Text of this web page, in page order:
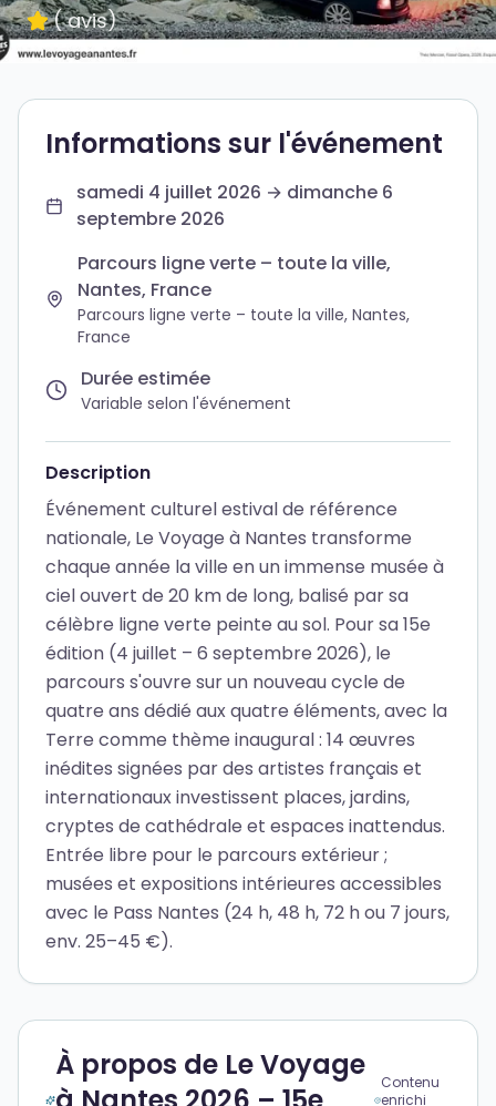
( avis)
Informations sur l'événement
samedi 4 juillet 2026 → dimanche 6
septembre 2026
Parcours ligne verte – toute la ville,
Nantes, France
Parcours ligne verte – toute la ville, Nantes,
France
Durée estimée
Variable selon l'événement
Description
Événement culturel estival de référence
nationale, Le Voyage à Nantes transforme
chaque année la ville en un immense musée à
ciel ouvert de 20 km de long, balisé par sa
célèbre ligne verte peinte au sol. Pour sa 15e
édition (4 juillet – 6 septembre 2026), le
parcours s'ouvre sur un nouveau cycle de
quatre ans dédié aux quatre éléments, avec la
Terre comme thème inaugural : 14 œuvres
inédites signées par des artistes français et
internationaux investissent places, jardins,
cryptes de cathédrale et espaces inattendus.
Entrée libre pour le parcours extérieur ;
musées et expositions intérieures accessibles
avec le Pass Nantes (24 h, 48 h, 72 h ou 7 jours,
env. 25–45 €).
À propos de Le Voyage
Contenu
enrichi